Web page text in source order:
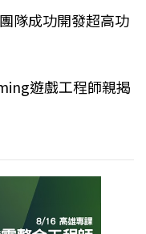
隊成功開發超高功
遊戲工程師親揭